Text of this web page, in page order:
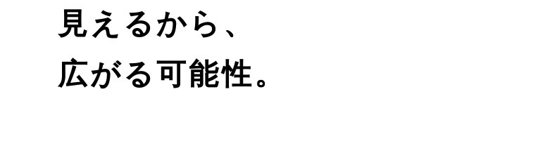
見えるから、
広がる可能性。